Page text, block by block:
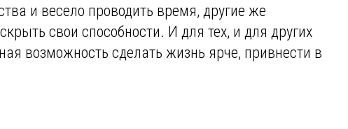
и весело проводить время, другие же
свои способности. И для тех, и для других
возможность сделать жизнь ярче, привнести в